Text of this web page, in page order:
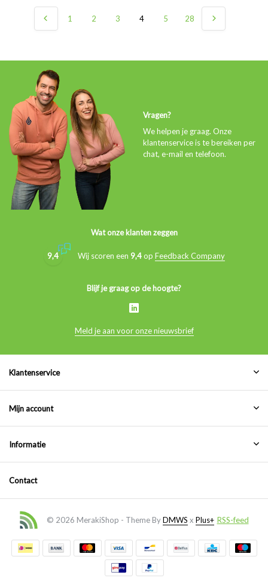
1 2 3 4 5 28
Vragen?
We helpen je graag. Onze
klantenservice is te bereiken per
chat, e-mail en telefoon.
Wat onze klanten zeggen
9,4 Wij scoren een 9,4op Feedback Company
Blijf je graag op de hoogte?
Meld je aan voor onze nieuwsbrief
Klantenservice
Mijn account
Informatie
Contact
© 2026 MerakiShop - Theme ByDMWS x Plus+ RSS-feed